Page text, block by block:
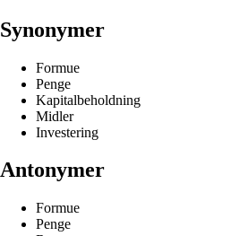
Synonymer
Formue
Penge
Kapitalbeholdning
Midler
Investering
Antonymer
Formue
Penge